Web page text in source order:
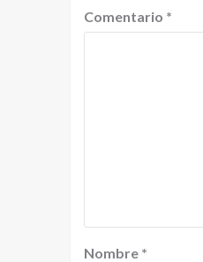
Comentario *
Nombre *